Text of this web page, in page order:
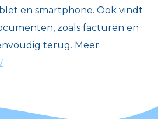
en smartphone. Ook vindt
zoals facturen en
terug. Meer